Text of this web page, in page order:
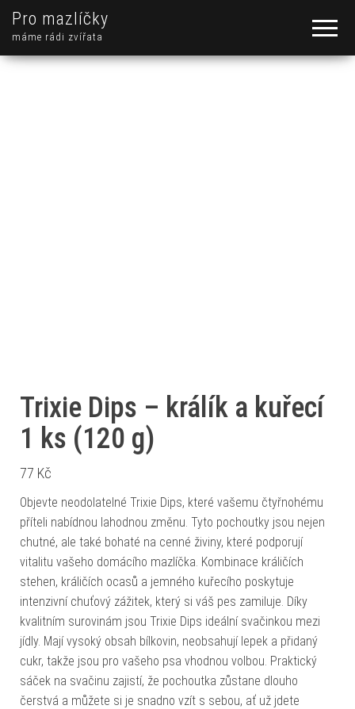
Pro mazlíčky
máme rádi zvířata
Trixie Dips – králík a kuřecí
1 ks (120 g)
77 Kč
Objevte neodolatelné Trixie Dips, které vašemu čtyřnohému
příteli nabídnou lahodnou změnu. Tyto pochoutky jsou nejen
chutné, ale také bohaté na cenné živiny, které podporují
vitalitu vašeho domácího mazlíčka. Kombinace králičích
stehen, králičích ocasů a jemného kuřecího poskytuje
intenzivní chuťový zážitek, který si váš pes zamiluje. Díky
kvalitním surovinám jsou Trixie Dips ideální svačinkou mezi
jídly. Mají vysoký obsah bílkovin, neobsahují lepek a přidaný
cukr, takže jsou pro vašeho psa vhodnou volbou. Praktický
sáček na svačinu zajistí, že pochoutka zůstane dlouho
čerstvá a můžete si je snadno vzít s sebou, ať už jdete